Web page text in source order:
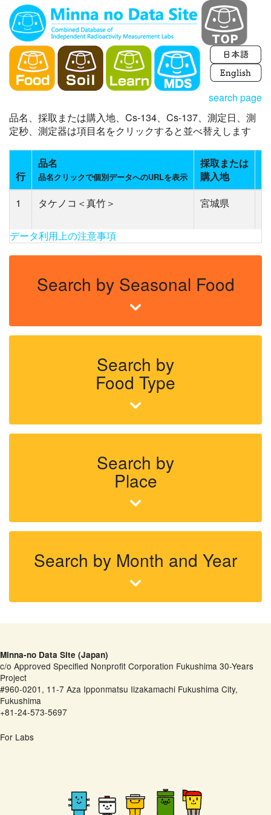
search page
品名、採取または購入地、Cs-134、Cs-137、測定日、測
定秒、測定器は項目名をクリックすると並べ替えします
行
品名
品名クリックで個別データへのURLを表示
採取または
購入地
1
タケノコ＜真竹＞ 宮城県
データ利用上の注意事項
Search by Seasonal Food
Search by
Food Type
Search by
Place
Search by Month and Year
Minna-no Data Site (Japan)
c/o Approved Specified Nonprofit Corporation Fukushima 30-Years
Project
#960-0201, 11-7 Aza Ipponmatsu Iizakamachi Fukushima City,
Fukushima
+81-24-573-5697
For Labs